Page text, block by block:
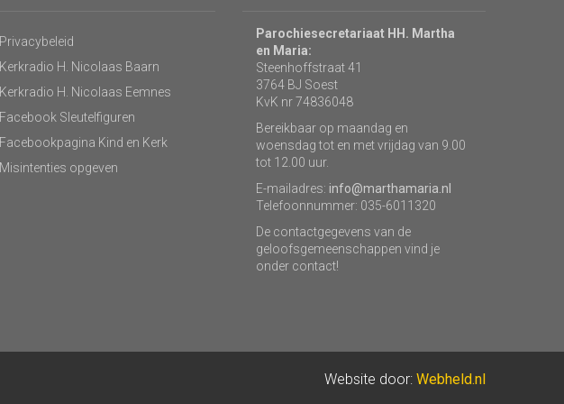
Privacybeleid
Kerkradio H. Nicolaas Baarn
Kerkradio H. Nicolaas Eemnes
Facebook Sleutelfiguren
Facebookpagina Kind en Kerk
Misintenties opgeven
Parochiesecretariaat HH. Martha
en Maria:
Steenhoffstraat 41
3764 BJ Soest
KvK nr 74836048
Bereikbaar op maandag en
woensdag tot en met vrijdag van 9.00
tot 12.00 uur.
E-mailadres: info@marthamaria.nl
Telefoonnummer: 035-6011320
De contactgegevens van de
geloofsgemeenschappen vind je
onder contact!
Website door: Webheld.nl